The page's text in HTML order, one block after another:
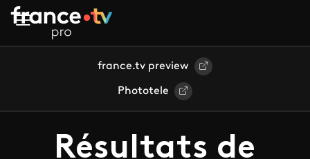
Aller au contenu principal
france.tv preview
Phototele
Résultats de